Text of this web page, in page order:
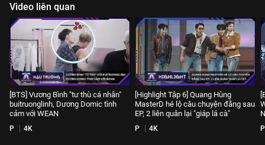
Video liên quan
[BTS] Vương Bình "tư thù cá nhân"
buitruonglinh, Dương Domic tình
cảm với WEAN
P 4K
[Highlight Tập 6] Quang Hùng
MasterD hé lộ câu chuyện đằng sau
EP, 2 liên quân lại "giáp lá cà"
P 4K P